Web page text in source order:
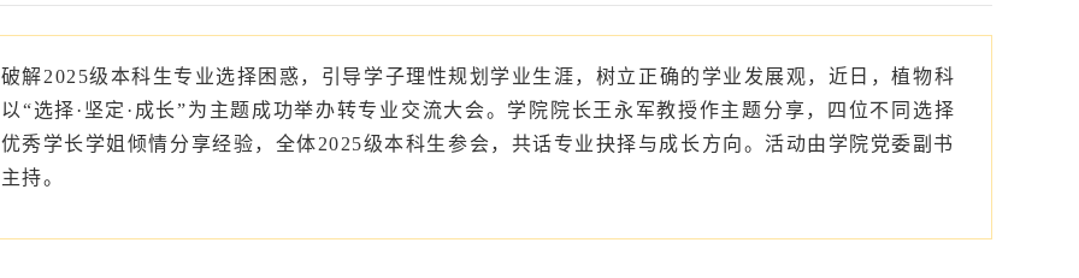
解2025级本科生专业选择困惑，引导学子理性规划学业生涯，树立正确的学业发展观，近日，植物科
“选择·坚定·成长”为主题成功举办转专业交流大会。学院院长王永军教授作主题分享，四位不同选择
秀学长学姐倾情分享经验，全体2025级本科生参会，共话专业抉择与成长方向。活动由学院党委副书
持。